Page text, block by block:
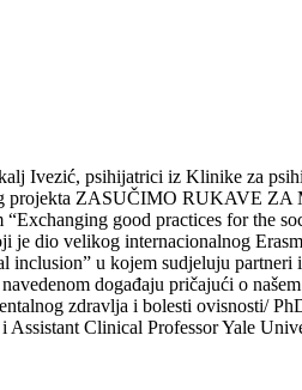
Ivezić, psihijatrici iz Klinike za
projekta ZASUČIMO RUKAVE
good practices for the
je dio velikog internacionalnog
inclusion” u kojem sudjeluju partneri
događaju pričajući o
zdravlja i bolesti ovisnosti/
Assistant Clinical Professor Yale